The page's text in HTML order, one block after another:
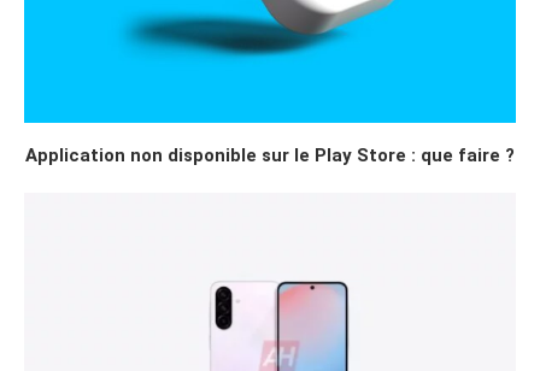
Application non disponible sur le Play Store : que faire ?